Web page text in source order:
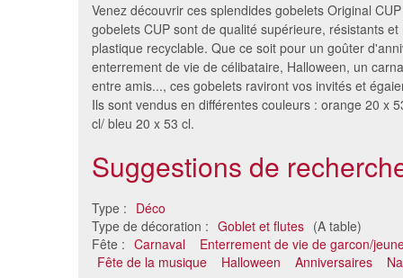
Venez découvrir ces splendides gobelets Original
gobelets CUP sont de qualité supérieure, résistants et
plastique recyclable. Que ce soit pour un goûter
enterrement de vie de célibataire, Halloween, un
entre amis..., ces gobelets raviront vos invités et
Ils sont vendus en différentes couleurs : orange 20 x
cl/ bleu 20 x 53 cl.
Suggestions de
Type : Déco
Type de décoration : Goblet et flutes (A table)
Fête : Carnaval
Enterrement de vie de garcon/
Fête de la musique
Halloween Anniversaires
6 verres a cocktail pied lavande
4.14 €